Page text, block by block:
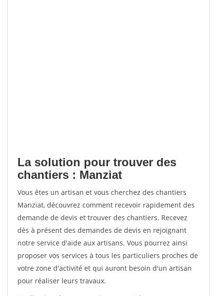
La solution pour trouver des
chantiers : Manziat
Vous êtes un artisan et vous cherchez des chantiers
Manziat, découvrez comment recevoir rapidement des
demande de devis et trouver des chantiers. Recevez
dès à présent des demandes de devis en rejoignant
notre service d'aide aux artisans. Vous pourrez ainsi
proposer vos services à tous les particuliers proches de
votre zone d'activité et qui auront besoin d'un artisan
pour réaliser leurs travaux.